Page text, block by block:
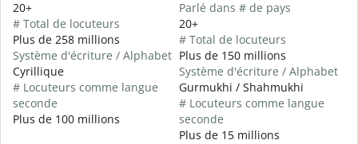
20+
# Total de locuteurs
Plus de 258 millions
Système d'écriture / Alphabet
Cyrillique
# Locuteurs comme langue
seconde
Plus de 100 millions
Parlé dans # de pays
20+
# Total de locuteurs
Plus de 150 millions
Système d'écriture / Alphabet
Gurmukhi / Shahmukhi
# Locuteurs comme langue
seconde
Plus de 15 millions